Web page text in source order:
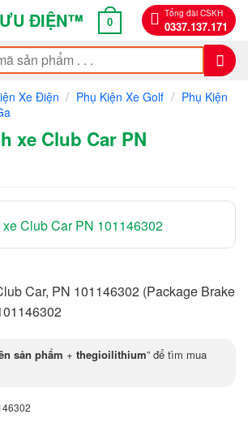
0
Tổng đài CSKH
0337.137.171
Xe Điện / Phụ Kiện Xe Golf / Phụ Kiện
xe Club Car PN
Car, PN 101146302 (Package Brake
sản phẩm + thegioilithium” để tìm mua